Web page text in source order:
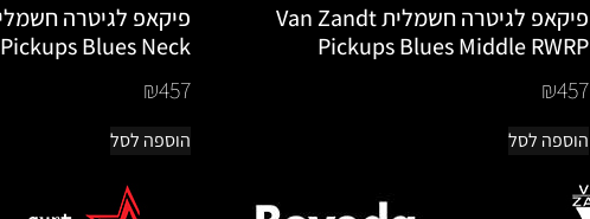
פיקאפ לגיטרה חשמלית Van Zandt
Pickups Blues Middle RWRP
₪457
הוספה לסל
Pickups Blues Neck
₪457
הוספה לסל